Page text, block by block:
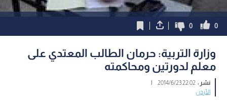
0
0
وزارة التربية: حرمان الطالب المعتدي على
معلم لدورتين ومحاكمته
نشر :22:02 2014/6/23
|
الأردن